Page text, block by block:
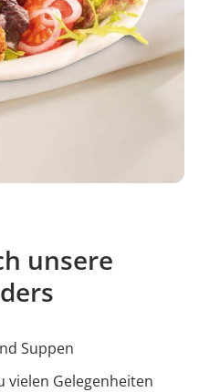
unsere
Suppen
vielen Gelegenheiten